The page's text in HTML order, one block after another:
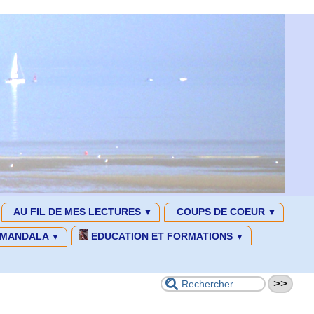
AU FIL DE MES LECTURES ▼ COUPS DE COEUR ▼
▼ EDUCATION ET FORMATIONS ▼